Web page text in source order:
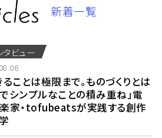
新着一覧
タビュー
ることは極限まで。ものづくりとは
シンプルなことの積み重ね」電
家・tofubeatsが実践する創作